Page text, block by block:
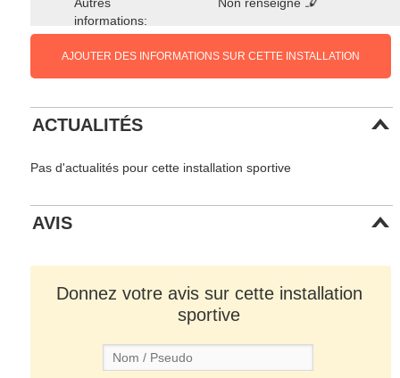
Autres
informations:
Non renseigné
AJOUTER DES INFORMATIONS SUR CETTE INSTALLATION
ACTUALITÉS
Pas d'actualités pour cette installation sportive
AVIS
Donnez votre avis sur cette installation
sportive